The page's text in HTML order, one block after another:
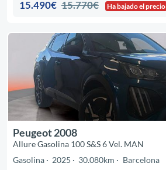
15.490€ 15.770€ Ha bajado el precio
Peugeot 2008
Allure Gasolina 100 S&S 6 Vel. MAN
Gasolina
2025 30.080km Barcelona